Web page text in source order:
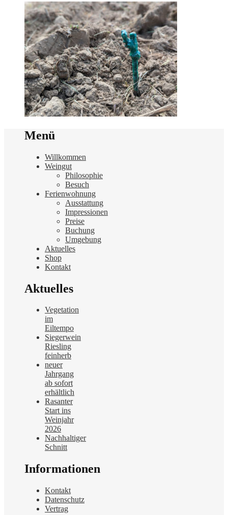
Menü
Willkommen
Weingut
Philosophie
Besuch
Ferienwohnung
Ausstattung
Impressionen
Preise
Buchung
Umgebung
Aktuelles
Shop
Kontakt
Aktuelles
Vegetation
im
Eiltempo
Siegerwein
Riesling
feinherb
neuer
Jahrgang
ab sofort
erhältlich
Rasanter
Start ins
Weinjahr
2026
Nachhaltiger
Schnitt
Informationen
Kontakt
Datenschutz
Vertrag